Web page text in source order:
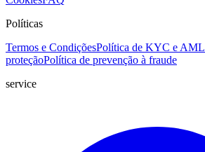
Políticas
Termos e CondiçõesPolítica de KYC e AML
proteçãoPolítica de prevenção à fraude
service